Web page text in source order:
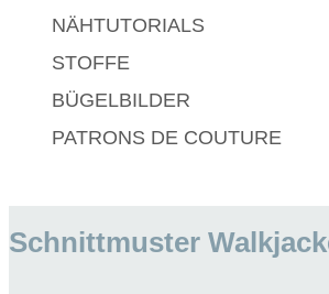
NÄHTUTORIALS
STOFFE
BÜGELBILDER
PATRONS DE COUTURE
Schnittmuster